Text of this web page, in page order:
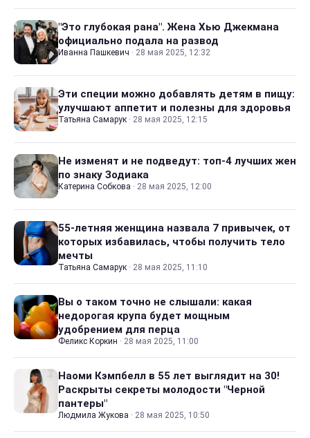
"Это глубокая рана". Жена Хью Джекмана
официально подала на развод
Иванна Пашкевич · 28 мая 2025, 12:32
Эти специи можно добавлять детям в пищу:
улучшают аппетит и полезны для здоровья
Татьяна Самарук · 28 мая 2025, 12:15
Не изменят и не подведут: топ-4 лучших жен
по знаку Зодиака
Катерина Собкова · 28 мая 2025, 12:00
55-летняя женщина назвала 7 привычек, от
которых избавилась, чтобы получить тело
мечты
Татьяна Самарук · 28 мая 2025, 11:10
Вы о таком точно не слышали: какая
недорогая крупа будет мощным
удобрением для перца
Феликс Коркин · 28 мая 2025, 11:00
Наоми Кэмпбелл в 55 лет выглядит на 30!
Раскрыты секреты молодости "Черной
пантеры"
Людмила Жукова · 28 мая 2025, 10:50